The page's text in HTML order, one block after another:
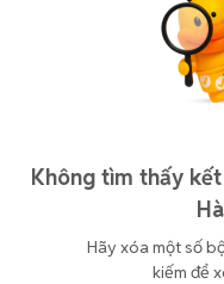
Không tìm thấy
Hãy xóa một số
kiếm để